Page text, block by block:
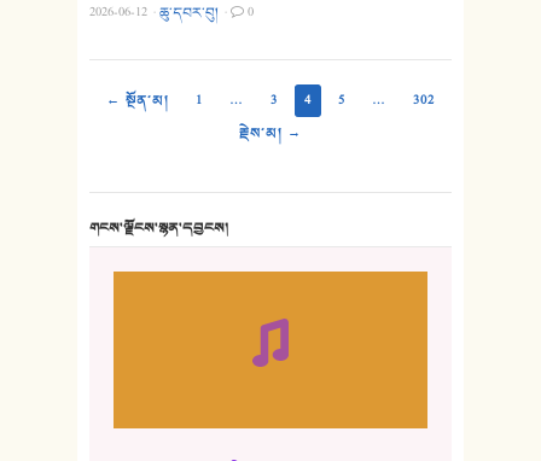
2026-06-12 ·ཆུ་དབར་བུ། · 0
← སྔོན་མ། 1 … 3 4 5 …
302
རྗེས་མ། →
གངས་ལྗོངས་སྙན་དབྱངས།